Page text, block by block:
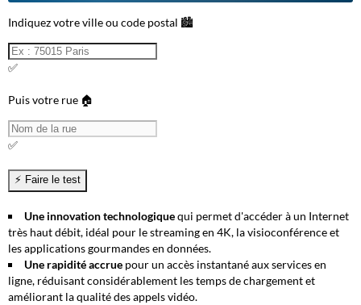
Indiquez votre ville ou code postal 🏙️
✅
Puis votre rue 🏠
✅
Une innovation technologiquequi permet d'accéder à un Internet
très haut débit, idéal pour le streaming en 4K, la visioconférence et
les applications gourmandes en données.
Une rapidité accrue pour un accès instantané aux services en
ligne, réduisant considérablement les temps de chargement et
améliorant la qualité des appels vidéo.